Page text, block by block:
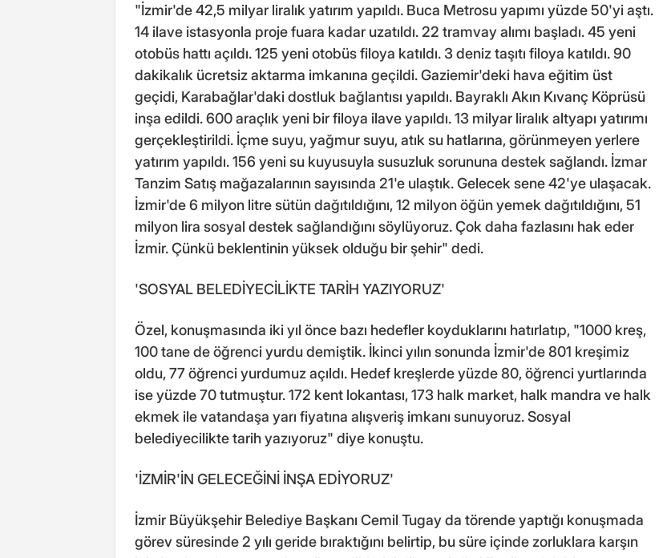
"İzmir'de 42,5 milyar liralık yatırım yapıldı. Buca Metrosu yapımı yüzde 50'yi aştı.
14 ilave istasyonla proje fuara kadar uzatıldı. 22 tramvay alımı başladı. 45 yeni
otobüs hattı açıldı. 125 yeni otobüs filoya katıldı. 3 deniz taşıtı filoya katıldı. 90
dakikalık ücretsiz aktarma imkanına geçildi. Gaziemir'deki hava eğitim üst
geçidi, Karabağlar'daki dostluk bağlantısı yapıldı. Bayraklı Akın Kıvanç Köprüsü
inşa edildi. 600 araçlık yeni bir filoya ilave yapıldı. 13 milyar liralık altyapı yatırımı
gerçekleştirildi. İçme suyu, yağmur suyu, atık su hatlarına, görünmeyen yerlere
yatırım yapıldı. 156 yeni su kuyusuyla susuzluk sorununa destek sağlandı. İzmar
Tanzim Satış mağazalarının sayısında 21'e ulaştık. Gelecek sene 42'ye ulaşacak.
İzmir'de 6 milyon litre sütün dağıtıldığını, 12 milyon öğün yemek dağıtıldığını, 51
milyon lira sosyal destek sağlandığını söylüyoruz. Çok daha fazlasını hak eder
İzmir. Çünkü beklentinin yüksek olduğu bir şehir" dedi.
'SOSYAL BELEDİYECİLİKTE TARİH YAZIYORUZ'
Özel, konuşmasında iki yıl önce bazı hedefler koyduklarını hatırlatıp, "1000 kreş,
100 tane de öğrenci yurdu demiştik. İkinci yılın sonunda İzmir'de 801 kreşimiz
oldu, 77 öğrenci yurdumuz açıldı. Hedef kreşlerde yüzde 80, öğrenci yurtlarında
ise yüzde 70 tutmuştur. 172 kent lokantası, 173 halk market, halk mandra ve halk
ekmek ile vatandaşa yarı fiyatına alışveriş imkanı sunuyoruz. Sosyal
belediyecilikte tarih yazıyoruz" diye konuştu.
'İZMİR'İN GELECEĞİNİ İNŞA EDİYORUZ'
İzmir Büyükşehir Belediye Başkanı Cemil Tugay da törende yaptığı konuşmada
görev süresinde 2 yılı geride bıraktığını belirtip, bu süre içinde zorluklara karşın